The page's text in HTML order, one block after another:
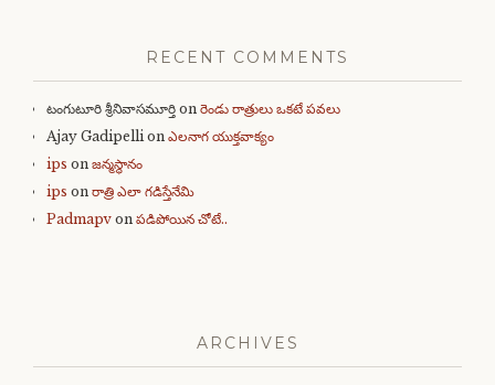
RECENT COMMENTS
టంగుటూరి శ్రీనివాసమూర్తి on రెండు రాత్రులు ఒకటే పవలు
Ajay Gadipellion ఎలనాగ యుక్తవాక్యం
ips on జన్మస్థానం
ips on రాత్రి ఎలా గడిస్తేనేమి
Padmapv on పడిపోయిన చోటే..
ARCHIVES